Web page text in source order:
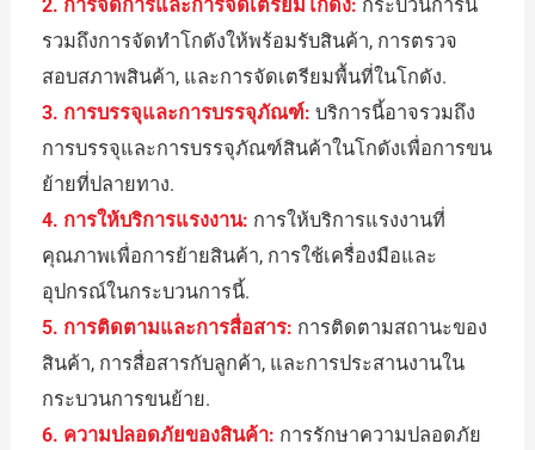
2. การจัดการและการจัดเตรียมโกดัง: กระบวนการนี้
รวมถึงการจัดทำโกดังให้พร้อมรับสินค้า, การตรวจ
สอบสภาพสินค้า, และการจัดเตรียมพื้นที่ในโกดัง.
3. การบรรจุและการบรรจุภัณฑ์: บริการนี้อาจรวมถึง
การบรรจุและการบรรจุภัณฑ์สินค้าในโกดังเพื่อการขน
ย้ายที่ปลายทาง.
4. การให้บริการแรงงาน: การให้บริการแรงงานที่
คุณภาพเพื่อการย้ายสินค้า, การใช้เครื่องมือและ
อุปกรณ์ในกระบวนการนี้.
5. การติดตามและการสื่อสาร: การติดตามสถานะของ
สินค้า, การสื่อสารกับลูกค้า, และการประสานงานใน
กระบวนการขนย้าย.
6. ความปลอดภัยของสินค้า: การรักษาความปลอดภัย